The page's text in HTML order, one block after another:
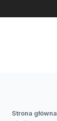
Strona główna